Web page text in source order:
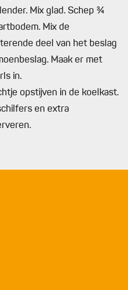
Mix glad. Schep ¾
Mix de
deel van het beslag
Maak er met
in.
opstijven in de koelkast.
en extra